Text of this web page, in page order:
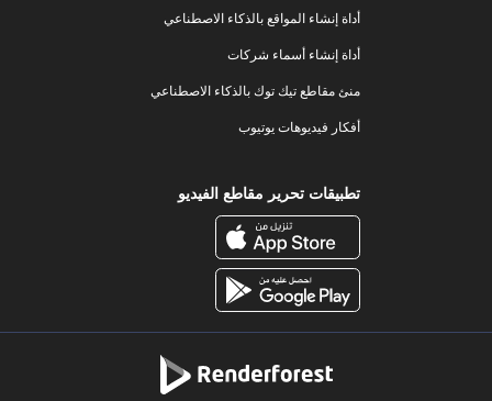
أداة إنشاء المواقع بالذكاء الاصطناعي
أداة إنشاء أسماء شركات
منئ مقاطع تيك توك بالذكاء الاصطناعي
أفكار فيديوهات يوتيوب
تطبيقات تحرير مقاطع الفيديو